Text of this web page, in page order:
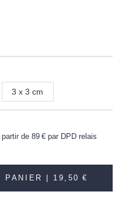
3 x 3 cm
de 89 €par DPD relais
PANIER | 19,50 €